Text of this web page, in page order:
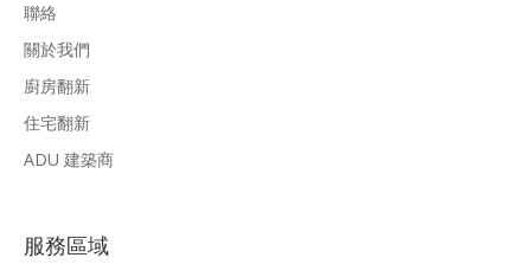
聯絡
關於我們
廚房翻新
住宅翻新
ADU 建築商
服務區域